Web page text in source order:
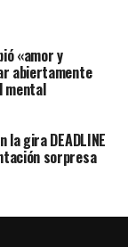
«amor y
abiertamente
mental
gira DEADLINE
sorpresa